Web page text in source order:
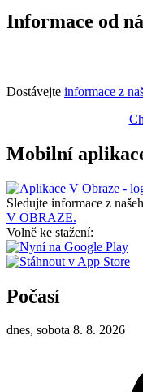
Informace od
Dostávejte informace z
Mobilní
Sledujte informace z
V OBRAZE.
Volně ke stažení:
Počasí
dnes, sobota 8. 8. 2026